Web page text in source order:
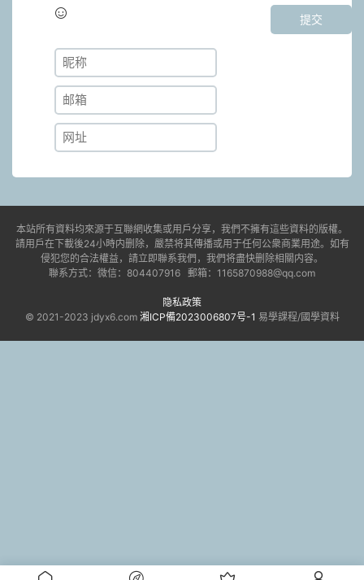
提交
本站所有資料均來源于互聯網收集或用戶分享，我們不擁有這些資料的版權。
請用戶在下載後24小時内删除，嚴禁将其傳播或用于任何公衆商業用途。如有
侵犯您的合法權益，請立即聯系我們，我們将盡快删除相關内容。
聯系方式：微信：804407916 郵箱：1165870988@qq.com
隐私政策
© 2021-2023 jdyx6.com 湘ICP備2023006807号-1 易學課程/國學資料